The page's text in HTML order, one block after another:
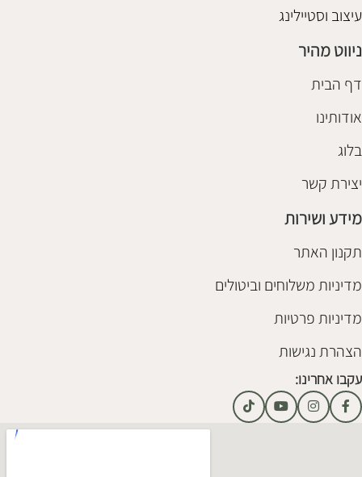
עיצוב וסטיילינג
ניווט מהיר
דף הבית
אודותינו
בלוג
יצירת קשר
מידע ושירות
תקנון האתר
מדיניות משלוחים וביטולים
מדיניות פרטיות
הצהרת נגישות
עקבו אחרינו: